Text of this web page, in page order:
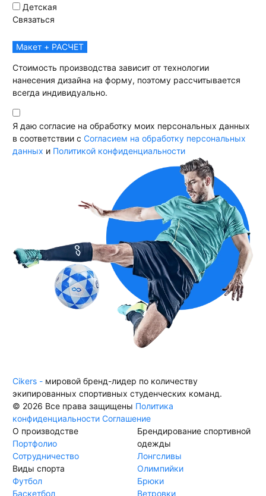
Детская
Связаться
Макет + РАСЧЕТ
Стоимость производства зависит от технологии
нанесения дизайна на форму, поэтому рассчитывается
всегда индивидуально.
Я даю согласие на обработку моих персональных данных
в соответствии с Согласием на обработку персональных
данных и Политикой конфиденциальности
Cikers - мировой бренд-лидер по количеству
экипированных спортивных студенческих команд.
© 2026 Все права защищены Политика
конфиденциальности Соглашение
О производстве
Портфолио
Сотрудничество
Виды спорта
Футбол
Баскетбол
Брендирование спортивной
одежды
Лонгсливы
Олимпийки
Брюки
Ветровки